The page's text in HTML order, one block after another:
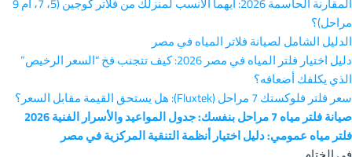
مراحل)؟
الدليل الشامل لصيانة فلاتر المياه في مصر
دليل اختيار فلتر المياه في مصر 2026: كيف تتجنب فخ “السعر الرخيص”
الذي يكلفك أضعافه؟
سعر فلتر فلوكستك 7 مراحل (Fluxtek): هل يستحق القيمة مقابل السعر؟
صيانة فلتر مياه 7 مراحل بنفسك: جدول المواعيد والأسرار الفنية 2026
فلتر مياه عمومي: دليل اختيار أنظمة التنقية المركزية في مصر